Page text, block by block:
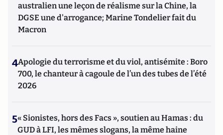
australien une leçon de réalisme sur la Chine, la
DGSE une d'arrogance; Marine Tondelier fait du
Macron
4Apologie du terrorisme et du viol, antisémite : Boro
700, le chanteur à cagoule de l’un des tubes de l’été
2026
5« Sionistes, hors des Facs », soutien au Hamas : du
GUD à LFI, les mêmes slogans, la même haine